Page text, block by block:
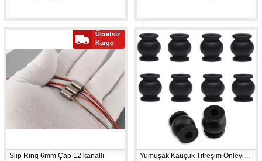
Slip Ring 6mm Çap 12 kanallı
Ücretsiz
Kargo